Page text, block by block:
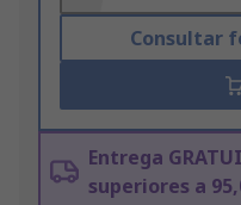
Consultar
Entrega
superiores a